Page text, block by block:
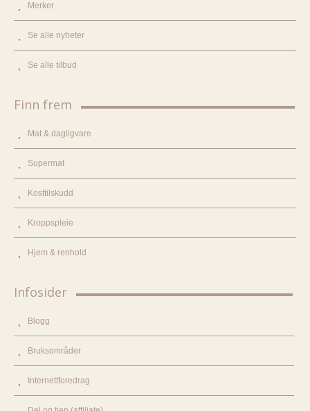
Merker
Se alle nyheter
Se alle tilbud
Finn frem
Mat & dagligvare
Supermat
Kosttilskudd
Kroppspleie
Hjem & renhold
Infosider
Blogg
Bruksområder
Internettforedrag